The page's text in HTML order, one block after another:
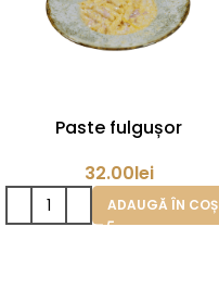
Paste fulgușor
32.00lei
ADAUGĂ ÎN COȘ